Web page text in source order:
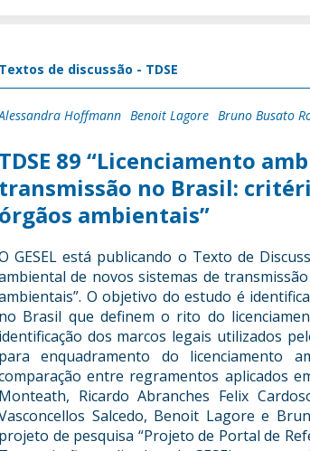
Textos de discussão - TDSE
Hoffmann Benoit Lagore Bruno Busato
TDSE 89 “Licenciamento
transmissão no Brasil:
órgãos ambientais”
GESEL está publicando o Texto de
de novos sistemas de
”. O objetivo do estudo é
no Brasil que definem o rito do
identificação dos marcos legais utilizados
para enquadramento do licenciamento
entre regramentos aplicados
Monteath, Ricardo Abranches Felix
Salcedo, Benoit Lagore e
projeto de pesquisa “Projeto de Portal de